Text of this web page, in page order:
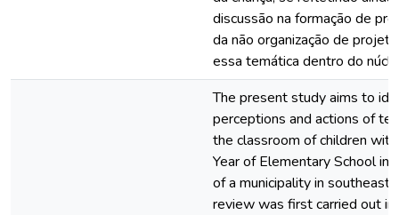
discussão na formação de
da não organização de
essa temática dentro do
The present study aims to
perceptions and actions of
the classroom of children
Year of Elementary School in
of a municipality in
review was first carried out